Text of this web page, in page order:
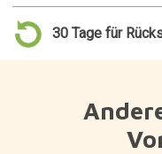
30 Tage für